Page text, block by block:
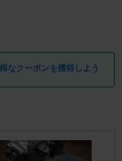
なクーポンを獲得しよう